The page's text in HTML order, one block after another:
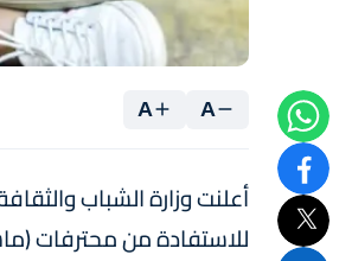
A
A
أعلنت وزارة الشباب
للاستفادة من محترفات